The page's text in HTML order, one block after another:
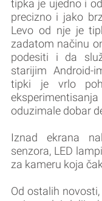
tipka je ujedno i
precizno i jako
Levo od nje je
zadatom načinu
podesiti i da
starijim Android-
tipki je vrlo
oduzimale dobar
Iznad ekrana
senzora, LED
za kameru koja
Od ostalih